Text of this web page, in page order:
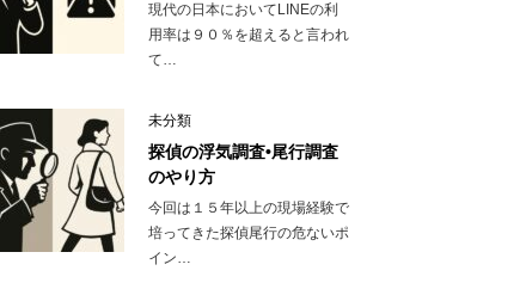
現代の日本においてLINEの利
用率は９０％を超えると言われ
て…
未分類
探偵の浮気調査•尾行調査
のやり方
今回は１５年以上の現場経験で
培ってきた探偵尾行の危ないポ
イン…